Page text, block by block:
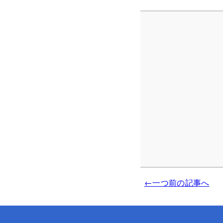
←一つ前の記事へ